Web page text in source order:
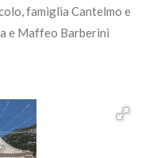
famiglia Cantelmo e
e Maffeo Barberini